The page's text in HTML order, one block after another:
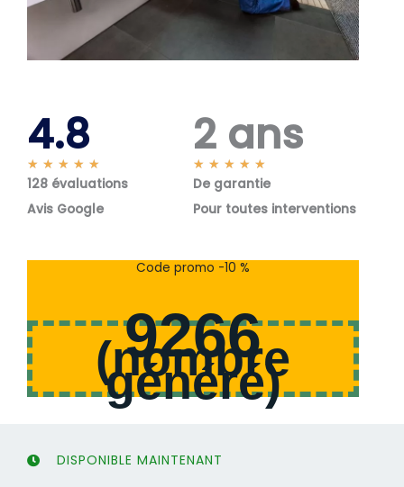
4.8
★ ★ ★ ★ ★
o
s
128 évaluations
Avis Google
2 ans
★ ★ ★ ★ ★
o
s
De garantie
Pour toutes interventions
Code promo -10 %
9266
(nombre
généré)
DISPONIBLE MAINTENANT